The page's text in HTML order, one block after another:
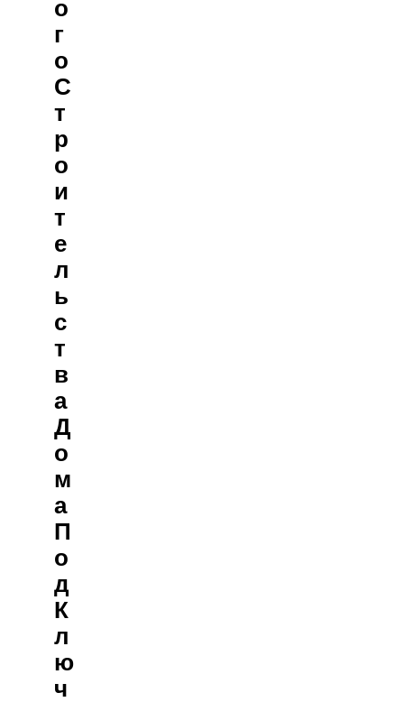
О
Г
О
С
Т
Р
О
И
Т
Е
Л
Ь
С
Т
В
А
Д
О
М
А
П
О
Д
К
Л
Ю
Ч